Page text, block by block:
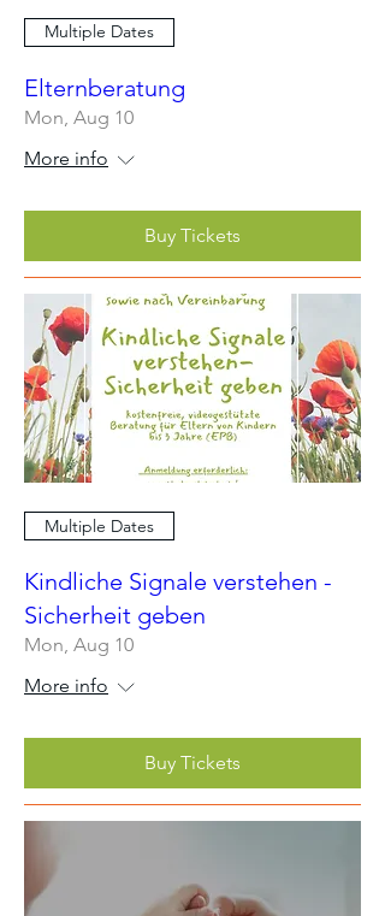
Multiple Dates
Elternberatung
Mon, Aug 10
More info
Buy Tickets
Multiple Dates
Kindliche Signale verstehen -
Sicherheit geben
Mon, Aug 10
More info
Buy Tickets